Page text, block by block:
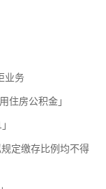
业务
住房公积金」
定缴存比例均不得